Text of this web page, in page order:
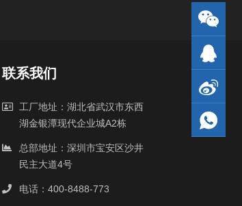
联系我们
工厂地址：湖北省武汉市东西
湖金银潭现代企业城A2栋
总部地址：深圳市宝安区沙井
民主大道4号
电话：400-8488-773